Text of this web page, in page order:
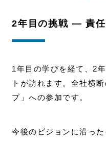
2年目の挑戦 ― 責任
1年目の学びを経て、2
トが訪れます。全社横
プ」への参加です。
今後のビジョンに沿っ